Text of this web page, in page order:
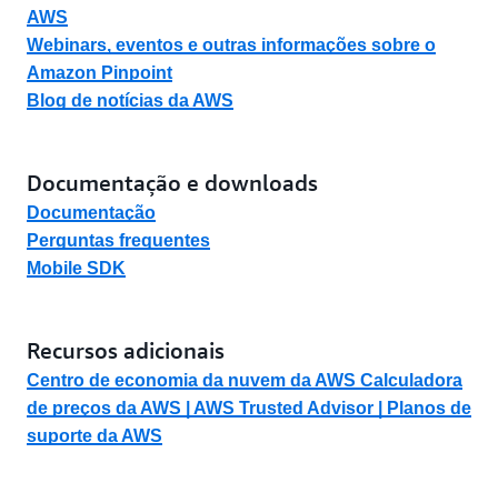
AWS
Webinars, eventos e outras informações sobre o
Amazon Pinpoint
Blog de notícias da AWS
Documentação e downloads
Documentação
Perguntas frequentes
Mobile SDK
Recursos adicionais
Centro de economia da nuvem daAWS Calculadora
de preços da AWS | AWS Trusted Advisor |
Planos de
suporte da AWS